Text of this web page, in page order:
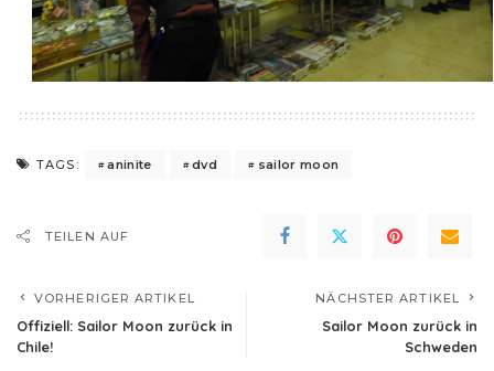
TAGS: aninite dvd sailor moon
TEILEN AUF
VORHERIGER ARTIKEL
Offiziell: Sailor Moon zurück in
Chile!
NÄCHSTER ARTIKEL
Sailor Moon zurück in
Schweden